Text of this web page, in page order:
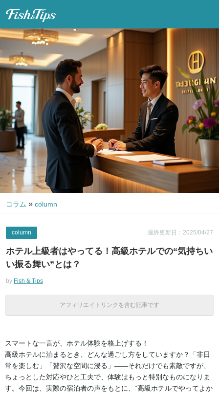
コラム » column
最終更新日：2025/04/27
column
ホテル上級者はやってる！高級ホテルでの“気持ちい
い振る舞い”とは？
by Fish & Tips
アフィリエイトリンクを含む記事です
スマートな一言が、ホテル体験を格上げする！
高級ホテルに泊まるとき、どんな過ごし方をしていますか？「非日
常を楽しむ」「贅沢な空間に浸る」――それだけでも素敵ですが、
ちょっとした対応やひと工夫で、体験はもっと特別なものになりま
す。今回は、実際の宿泊者の声をもとに、“高級ホテルでやってよか